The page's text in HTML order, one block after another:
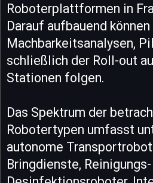
Roboterplattformen in
Darauf aufbauend können
Machbarkeitsanalysen,
schließlich der Roll-out
Stationen folgen.
Das Spektrum der
Robotertypen umfasst
autonome
Bringdienste, Reinigungs-